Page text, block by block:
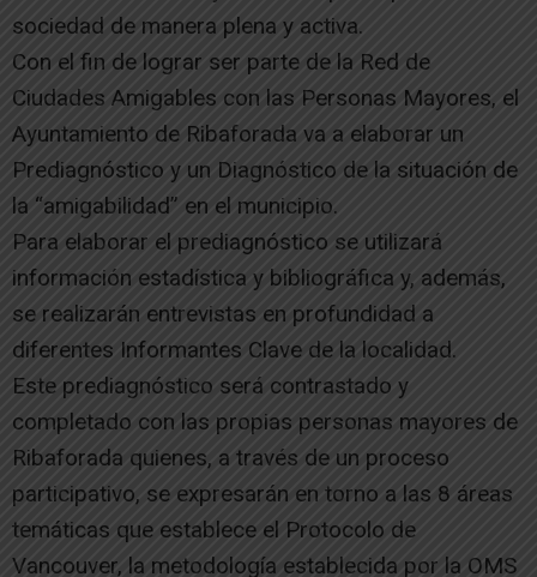
sociedad de manera plena y activa.
Con el fin de lograr ser parte de la Red de
Ciudades Amigables con las Personas Mayores, el
Ayuntamiento de Ribaforada va a elaborar un
Prediagnóstico y un Diagnóstico de la situación de
la “amigabilidad” en el municipio.
Para elaborar el prediagnóstico se utilizará
información estadística y bibliográfica y, además,
se realizarán entrevistas en profundidad a
diferentes Informantes Clave de la localidad.
Este prediagnóstico será contrastado y
completado con las propias personas mayores de
Ribaforada quienes, a través de un proceso
participativo, se expresarán en torno a las 8 áreas
temáticas que establece el Protocolo de
Vancouver, la metodología establecida por la OMS